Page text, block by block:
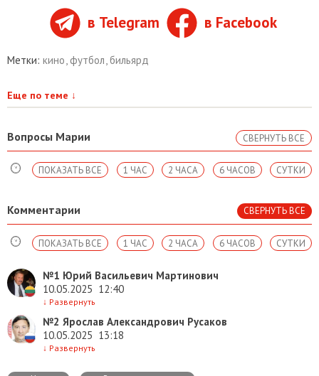
в Telegram в Facebook
Метки: кино футбол бильярд
Еще по теме ↓
Вопросы Марии СВЕРНУТЬ ВСЕ
СУТКИ
6 ЧАСОВ
2 ЧАСА
1 ЧАС
ПОКАЗАТЬ ВСЕ
Комментарии СВЕРНУТЬ ВСЕ
СУТКИ
6 ЧАСОВ
2 ЧАСА
1 ЧАС
ПОКАЗАТЬ ВСЕ
№1 Юрий Васильевич Мартинович
10.05.2025 12:40
↓ Развернуть
№2 Ярослав Александрович Русаков
10.05.2025 13:18
↓ Развернуть